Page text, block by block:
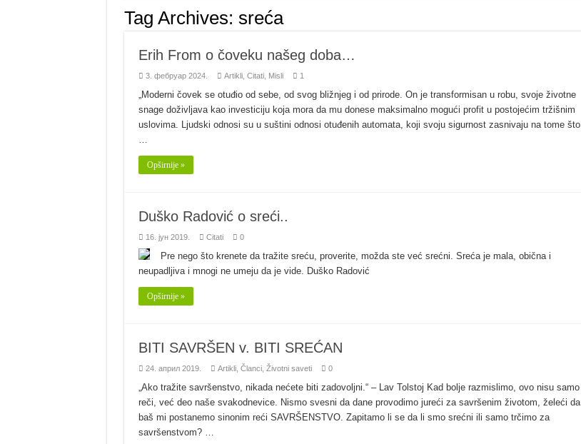
Tag Archives: sreća
Erih From o čoveku našeg doba…
3. фебруар 2024. Artikli, Citati, Misli 1
„Moderni čovek se otuđio od sebe, od svog bližnjeg i od prirode. On je transformisan u robu, svoje životne
snage doživljava kao investiciju koja mora da mu donese maksimalno mogući profit u postojećim tržišnim
uslovima. Ljudski odnosi su u suštini odnosi otuđenih automata, koji svoju sigurnost zasnivaju na tome što
…
Opširnije »
Duško Radović o sreći..
16. јун 2019. Citati 0
Pre nego što krenete da tražite sreću, proverite, možda ste već srećni. Sreća je mala, obična i
neupadljiva i mnogi ne umeju da je vide. Duško Radović
Opširnije »
BITI SAVRŠEN v. BITI SREĆAN
24. април 2019. Artikli, Članci, Životni saveti 0
„Ako tražite savršenstvo, nikada nećete biti zadovoljni.“ – Lav Tolstoj Kad bolje razmislimo, ovo nisu samo
reči, već deo naše svakodnevice. Nismo svesni da dane provodimo jureći za savršenim životom, želeći da
baš mi postanemo sinonim reći SAVRŠENSTVO. Zapitamo li se da li smo srećni ili samo trčimo za
savršenstvom? …